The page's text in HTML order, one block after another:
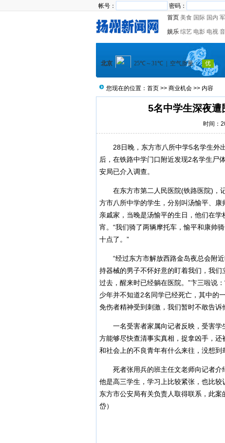
帐号： 密码：
首页 美食 国际 国内
娱乐 综艺 电影 电视
您现在的位置： 首页 >> 商业机会 >> 内容
5名中学生深夜
时间：
28日晚，东方市八所中学5名学生外出
后，在铁路中学门口附近发现2名学生尸
安局已介入调查。
在东方市第二人民医院(铁路医院)，记
方市八所中学的学生，分别叫汤愉平、
亲戚家，当晚是汤愉平的生日，他们在
宵。“我们骑了两辆摩托车，愉平和康帅
十点了。”
“经过东方市解放西路金岛夜总会附近
持器械的男子不怀好意的盯着我们，我
过去，醒来时已经躺在医院。”卞三啦说
少年并不知道2名同学已经死亡，其中的
免伤者精神受到刺激，我们暂时不敢告诉
一名受害者家属向记者反映，受害学
方能够尽快查清事实真相，捉拿凶手，
和社会上的不良青年有什么来往，没想到
死者张用兵的班主任文老师向记者介
他是高三学生，学习上比较紧张，也比
东方市公安局有关负责人取得联系，此
岱）